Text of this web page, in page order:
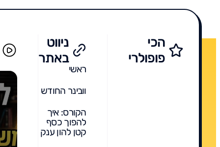
הכי
פופולרי
ניווט
באתר
ראשי
וובינר החודש
הקורס: איך
להפוך כסף
קטן להון ענק